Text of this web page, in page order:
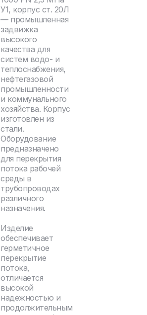
У1, корпус ст. 20Л
— промышленная
задвижка
высокого
качества для
систем водо- и
теплоснабжения,
нефтегазовой
промышленности
и коммунального
хозяйства. Корпус
изготовлен из
стали.
Оборудование
предназначено
для перекрытия
потока рабочей
среды в
трубопроводах
различного
назначения.
Изделие
обеспечивает
герметичное
перекрытие
потока,
отличается
высокой
надежностью и
продолжительным